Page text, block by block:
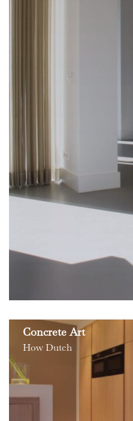
Concrete Art
How Dutch